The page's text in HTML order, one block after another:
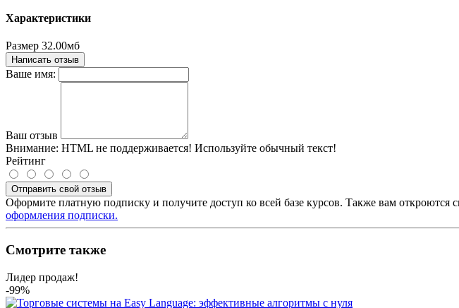
Характеристики
Размер 32.00мб
Написать отзыв
Ваше имя:
Ваш отзыв
Внимание: HTML не поддерживается! Используйте обычный текст!
Рейтинг
Отправить свой отзыв
Оформите платную подписку и получите доступ ко всей базе курсов. Также вам
оформления подписки.
Смотрите также
Лидер продаж!
-99%